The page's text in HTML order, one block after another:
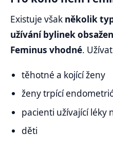
Existuje však několik
užívání bylinek
Feminus vhodné.
těhotné a kojící ženy
ženy trpící
pacienti užívající léky
děti